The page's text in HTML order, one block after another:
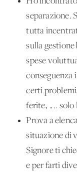
separazione.
tutta
sulla
spese
conseguenza
certi
ferite, …..
Prova a
situazione di
Signore ti
e per farti